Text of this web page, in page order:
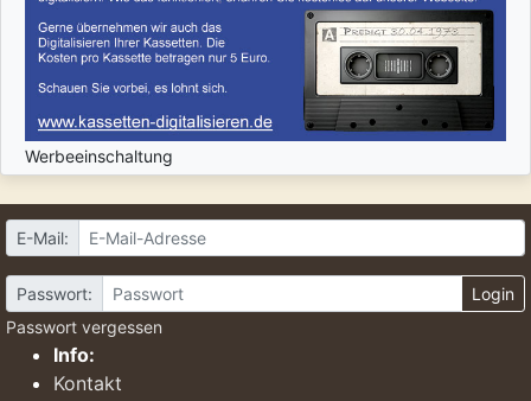
Werbeeinschaltung
E-Mail:
Passwort:
Login
Passwort vergessen
Info:
Kontakt